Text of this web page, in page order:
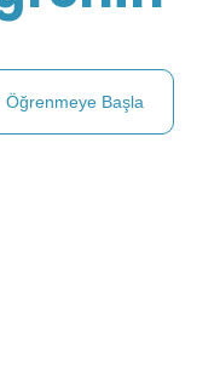
Öğrenmeye Başla